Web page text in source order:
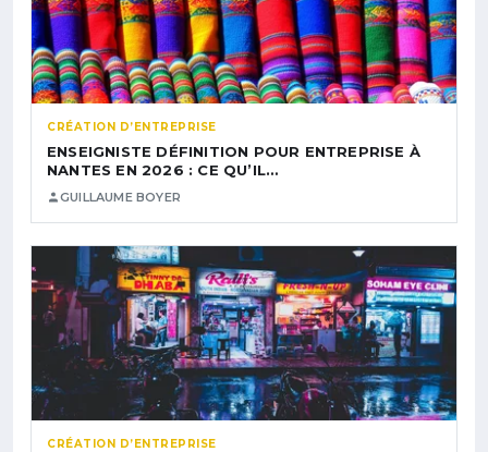
CRÉATION D’ENTREPRISE
ENSEIGNISTE DÉFINITION POUR ENTREPRISE À
NANTES EN 2026 : CE QU’IL…
GUILLAUME BOYER
CRÉATION D’ENTREPRISE